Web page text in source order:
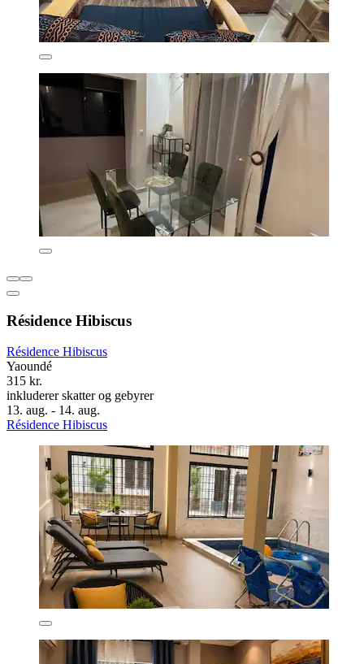
Résidence Hibiscus
Résidence Hibiscus
Yaoundé
315 kr.
inkluderer skatter og gebyrer
13. aug. - 14. aug.
Résidence Hibiscus